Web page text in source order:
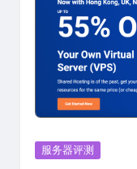
Posted
服务器评测